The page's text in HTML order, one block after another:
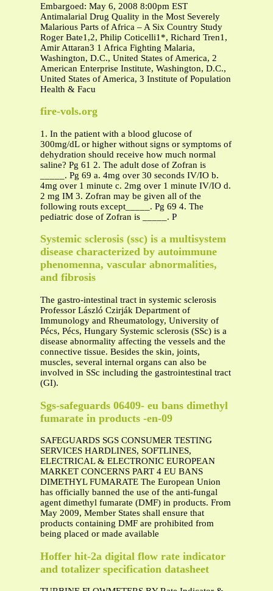
Embargoed: May 6, 2008 8:00pm EST
Antimalarial Drug Quality in the Most Severely
Malarious Parts of Africa – A Six Country Study
Roger Bate1,2, Philip Coticelli1*, Richard Tren1,
Amir Attaran3 1 Africa Fighting Malaria,
Washington, D.C., United States of America, 2
American Enterprise Institute, Washington, D.C.,
United States of America, 3 Institute of Population
Health & Facu
fire-vols.org
1. In the patient with a blood glucose of
300mg/dL or higher without signs or symptoms of
dehydration should receive how much normal
saline? Pg 61 2. The adult dose of Zofran is
_____. Pg 69 a. 4mg over 30 seconds IV/IO b.
4mg over 1 minute c. 2mg over 1 minute IV/IO d.
2 mg IM 3. Zofran may be given all of the
following routs except_____. Pg 69 4. The
pediatric dose of Zofran is _____. P
Systemic sclerosis (ssc) is a multisystem
disease characterized by autoimmune
phenomenna, vascular abnormalities,
and fibrosis
The gastro-intestinal tract in systemic sclerosis
Professor László Czirják Department of
Immunology and Rheumatology, University of
Pécs, Pécs, Hungary Systemic sclerosis (SSc) is a
disease abnormality affecting the vessels and the
connective tissue. Besides the skin, joints,
muscles, several internal organs can also be
involved in SSc including the gastrointestinal tract
(GI).
Sgs-safeguards 06409- eu bans dimethyl
fumarate in products -en-09
SAFEGUARDS SGS CONSUMER TESTING
SERVICES HARDLINES, SOFTLINES,
ELECTRICAL & ELECTRONIC EUROPEAN
MARKET CONCERNS PART 4 EU BANS
DIMETHYL FUMARATE The European Union
has officially banned the use of the anti-fungal
agent dimethyl fumarate (DMF) in products. From
May 2009, Member States shall ensure that
products containing DMF are prohibited from
being placed or made available
Hoffer hit-2a digital flow rate indicator
and totalizer specification datasheet